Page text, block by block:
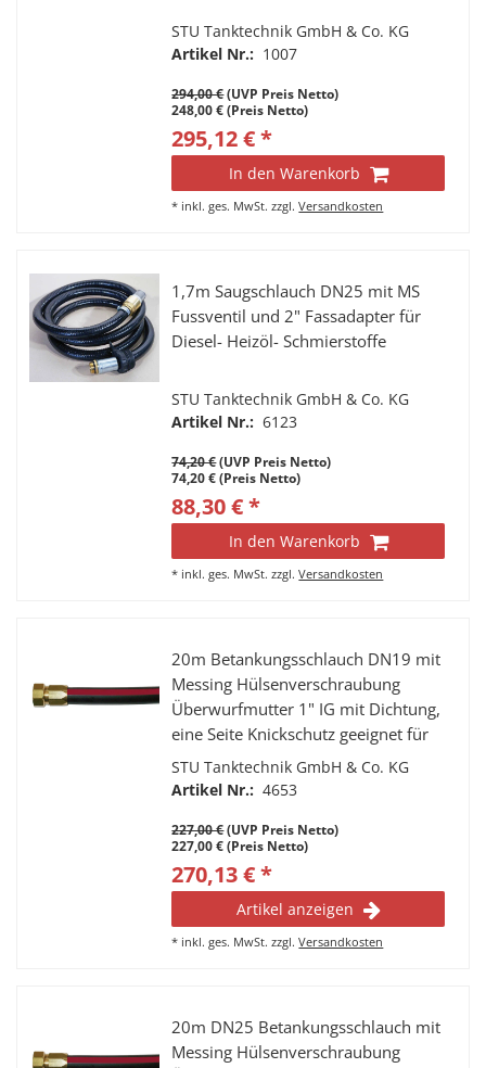
STU Tanktechnik GmbH & Co. KG
Artikel Nr.: 1007
294,00 €(UVP Preis Netto)
248,00 € (Preis Netto)
295,12 € *
In den Warenkorb
* inkl. ges. MwSt. zzgl.Versandkosten
1,7m Saugschlauch DN25 mit MS
Fussventil und 2" Fassadapter für
Diesel- Heizöl- Schmierstoffe
STU Tanktechnik GmbH & Co. KG
Artikel Nr.: 6123
74,20 €(UVP Preis Netto)
74,20 € (Preis Netto)
88,30 € *
In den Warenkorb
* inkl. ges. MwSt. zzgl.Versandkosten
20m Betankungsschlauch DN19 mit
Messing Hülsenverschraubung
Überwurfmutter 1" IG mit Dichtung,
eine Seite Knickschutz geeignet für
Diesel
STU Tanktechnik GmbH & Co. KG
Artikel Nr.: 4653
227,00 €(UVP Preis Netto)
227,00 € (Preis Netto)
270,13 € *
Artikel anzeigen
* inkl. ges. MwSt. zzgl.Versandkosten
20m DN25 Betankungsschlauch mit
Messing Hülsenverschraubung